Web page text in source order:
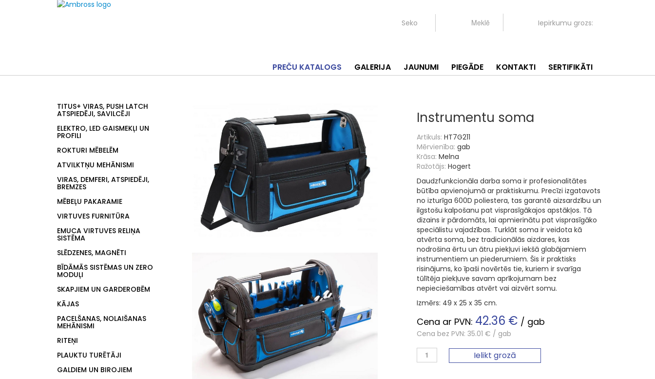
Seko Iepirkumu grozs:
PREČU KATALOGS GALERIJA JAUNUMI PIEGĀDE KONTAKTI SERTIFIKĀTI
TITUS+ VIRAS, PUSH LATCH
ATSPIEDĒJI, SAVILCĒJI
ELEKTRO, LED GAISMEKĻI UN
PROFILI
ROKTURI MĒBELĒM
ATVILKTŅU MEHĀNISMI
VIRAS, DEMFERI, ATSPIEDĒJI,
BREMZES
MĒBEĻU PAKARAMIE
VIRTUVES FURNITŪRA
EMUCA VIRTUVES RELIŅA
SISTĒMA
SLĒDZENES, MAGNĒTI
BĪDĀMĀS SISTĒMAS UN ZERO
MODUĻI
SKAPJIEM UN GARDEROBĒM
KĀJAS
PACELŠANAS, NOLAIŠANAS
MEHĀNISMI
RITEŅI
PLAUKTU TURĒTĀJI
GALDIEM UN BIROJIEM
Instrumentu soma
Artikuls: HT7G211
Mērvienība: gab
Krāsa: Melna
Ražotājs: Hogert
Daudzfunkcionāla darba soma ir profesionalitātes
būtība apvienojumā ar praktiskumu. Precīzi izgatavots
no izturīga 600D poliestera, tas garantē aizsardzību un
ilgstošu kalpošanu pat visprasīgākajos apstākļos. Tā
dizains ir pārdomāts, lai apmierinātu pat visprasīgāko
speciālistu vajadzības. Turklāt soma ir veidota kā
atvērta soma, bez tradicionālās aizdares, kas
nodrošina ērtu un ātru piekļuvi iekšā glabājamiem
instrumentiem un piederumiem. Šis ir praktisks
risinājums, ko īpaši novērtēs tie, kuriem ir svarīga
tūlītēja piekļuve savam aprīkojumam bez
nepieciešamības atvērt vai aizvērt somu.
Izmērs: 49 x 25 x 35 cm.
Cena ar PVN: 42.36 € / gab
Cena bez PVN: 35.01 € / gab
Ielikt grozā